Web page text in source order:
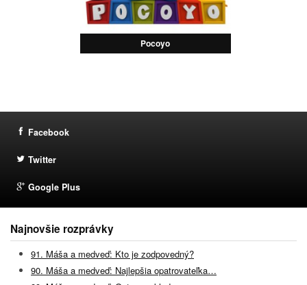
Pocoyo
Facebook
Twitter
Google Plus
Najnovšie rozprávky
91. Máša a medveď: Kto je zodpovedný?
90. Máša a medveď: Najlepšia opatrovateľka…